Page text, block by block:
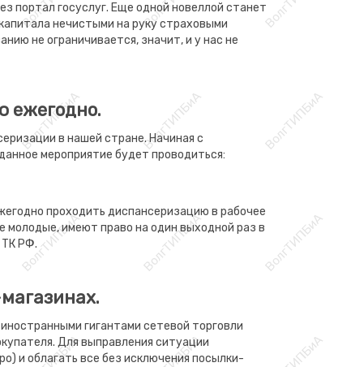
портал госуслуг. Еще одной новеллой станет
нечистыми на руку страховыми
не ограничивается, значит, и у нас не
ежегодно.
в нашей стране. Начиная с
мероприятие будет проводиться:
проходить диспансеризацию в рабочее
молодые, имеют право на один выходной раз в
ТК РФ.
гигантами сетевой торговли
Для выправления ситуации
и облагать все без исключения посылки-